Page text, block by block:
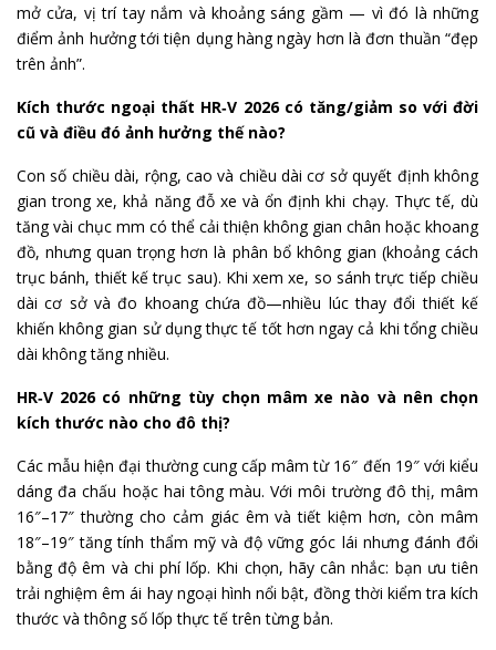
mở cửa, vị trí tay nắm và khoảng sáng gầm — vì đó là những
điểm ảnh hưởng tới tiện dụng hàng ngày hơn là đơn thuần “đẹp
trên ảnh”.
Kích thước ngoại thất HR‑V 2026 có tăng/giảm so với đời
cũ và điều đó ảnh hưởng thế nào?
Con số chiều dài, rộng, cao và chiều dài cơ sở quyết định không
gian trong xe, khả năng đỗ xe và ổn định khi chạy. Thực tế, dù
tăng vài chục mm có thể cải thiện không gian chân hoặc khoang
đồ, nhưng quan trọng hơn là phân bổ không gian (khoảng cách
trục bánh, thiết kế trục sau). Khi xem xe, so sánh trực tiếp chiều
dài cơ sở và đo khoang chứa đồ—nhiều lúc thay đổi thiết kế
khiến không gian sử dụng thực tế tốt hơn ngay cả khi tổng chiều
dài không tăng nhiều.
HR‑V 2026 có những tùy chọn mâm xe nào và nên chọn
kích thước nào cho đô thị?
Các mẫu hiện đại thường cung cấp mâm từ 16″ đến 19″ với kiểu
dáng đa chấu hoặc hai tông màu. Với môi trường đô thị, mâm
16″–17″ thường cho cảm giác êm và tiết kiệm hơn, còn mâm
18″–19″ tăng tính thẩm mỹ và độ vững góc lái nhưng đánh đổi
bằng độ êm và chi phí lốp. Khi chọn, hãy cân nhắc: bạn ưu tiên
trải nghiệm êm ái hay ngoại hình nổi bật, đồng thời kiểm tra kích
thước và thông số lốp thực tế trên từng bản.